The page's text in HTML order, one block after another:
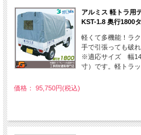
アルミス 軽トラ用
KST-1.8 奥行1800
軽くて多機能！ラク
手で引張っても破
※適応サイズ 幅
寸）です。軽トラ
価格： 95,750円(税込)